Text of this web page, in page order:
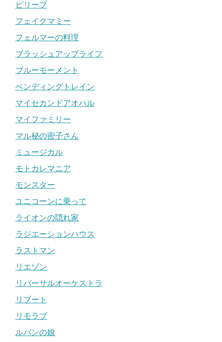
ビリーブ
フェイクマミー
フェルマーの料理
ブラッシュアップライフ
ブルーモーメント
ペンディングトレイン
マイセカンドアオハル
マイファミリー
マル秘の密子さん
ミュージカル
モトカレマニア
モンスター
ユニコーンに乗って
ライオンの隠れ家
ラジエーションハウス
ラストマン
リエゾン
リバーサルオーケストラ
リブート
リモラブ
ルパンの娘